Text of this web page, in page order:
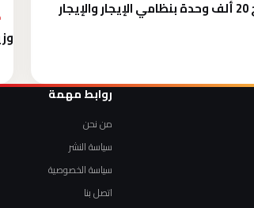
الإسكان تستعد لطرح 20 ألف وحدة بنظامي الإيجار والإيجار
روابط مهمة
من نحن
سياسة النشر
سياسة الخصوصية
اتصل بنا